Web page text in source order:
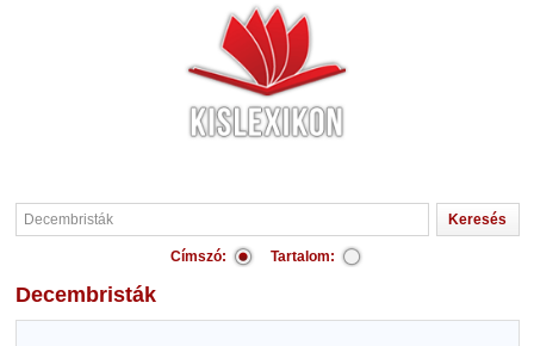
Címszó: Tartalom:
Decembristák